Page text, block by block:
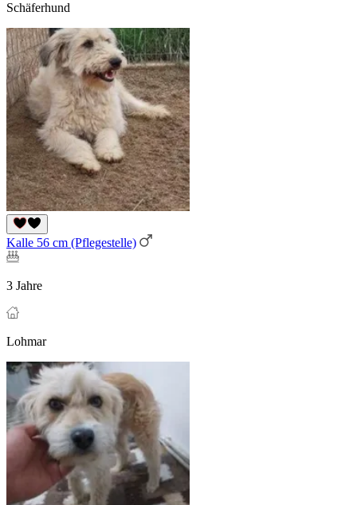
Schäferhund
Kalle 56 cm (Pflegestelle)
3 Jahre
Lohmar